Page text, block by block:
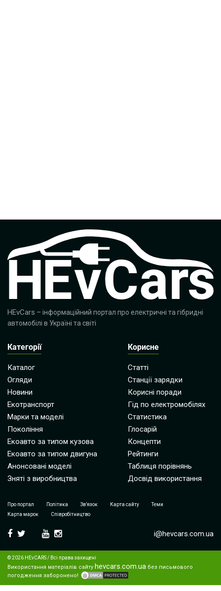
HEvCars – інформаційний портал про електричні та гібридні
автомобілі в Україні та світі
Категорії
Каталог
Огляди
Новини
Екотранспорт
Марки та моделі
Покоління
Екоавто за типом кузова
Екоавто за типом двигуна
Анонсовані моделі
Зняті з виробництва
Корисне
Статті
Станції зарядки
Корисні поради
Гід по електромобілях
Статистика
Глосарій
Концепти
Рейтинги
Таблиця порівнянь
Досвід використання
Про портал Політика Зв’язок Карта сайту
Теми
Карта марок
Співробітництво
i@hevcars.com.ua
© 2026 HEvCARS / Всі права захищені
Використання матеріалів сайту hevcars.com.ua без письмового
погодження заборонено!